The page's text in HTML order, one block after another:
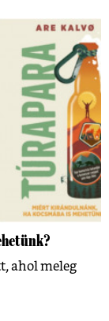
ahol meleg